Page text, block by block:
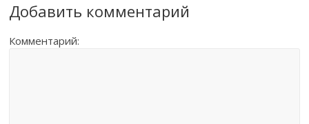
Добавить комментарий
Комментарий: